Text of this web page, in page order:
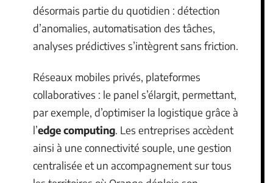
désormais partie du quotidien : détection
d’anomalies, automatisation des tâches,
analyses prédictives s’intègrent sans friction.
Réseaux mobiles privés, plateformes
collaboratives : le panel s’élargit, permettant,
par exemple, d’optimiser la logistique grâce à
l’edge computing. Les entreprises accèdent
ainsi à une connectivité souple, une gestion
centralisée et un accompagnement sur tous